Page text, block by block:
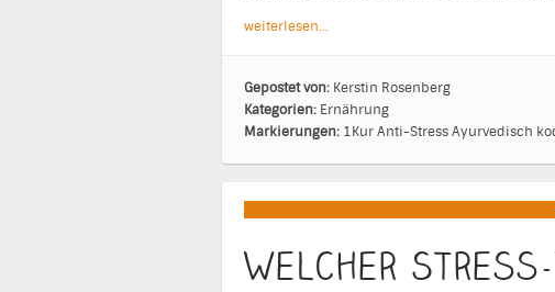
weiterlesen…
Gepostet von: Kerstin Rosenberg
Kategorien: Ernährung
Markierungen: 1KurAnti-StressAyurvedisch
Welcher Stress-